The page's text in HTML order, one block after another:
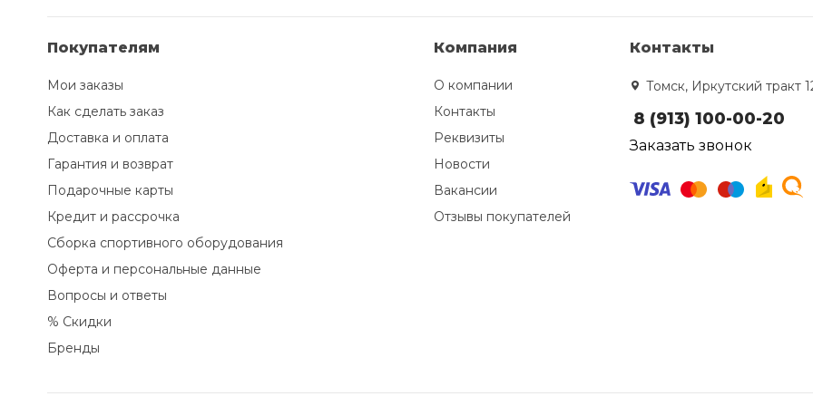
Покупателям
Мои заказы
Как сделать заказ
Доставка и оплата
Гарантия и возврат
Подарочные карты
Кредит и рассрочка
Сборка спортивного оборудования
Оферта и персональные данные
Вопросы и ответы
% Скидки
Бренды
Компания
О компании
Контакты
Реквизиты
Новости
Вакансии
Отзывы покупателей
Контакты
Томск, Иркутский тракт
8 (913) 100-00-20
Заказать звонок